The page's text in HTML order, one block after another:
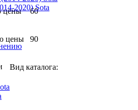
цены
цены
60
90
Вид каталога:
2020) Sota